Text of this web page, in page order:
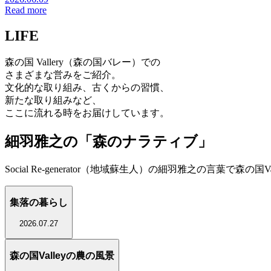
Read more
LIFE
森の国 Vallery（森の国バレー）での
さまざまな営みをご紹介。
文化的な取り組み、古くからの習慣、
新たな取り組みなど、
ここに流れる時をお届けしています。
細羽雅之の「森のナラティブ」
Social Re-generator（地域蘇生人）の細羽雅之の言葉で森の国
集落の暮らし
2026.07.27
森の国Valleyの農の風景